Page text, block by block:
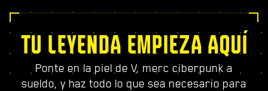
TU LEYENDA EMPIEZA AQUÍ
Ponte en la piel de V, merc ciberpunk a
sueldo, y haz todo lo que sea necesario para